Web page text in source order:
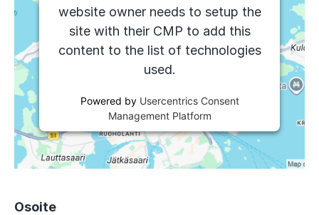
website owner needs to setup the
site with their CMP to add this
content to the list of technologies
used.
Powered by Usercentrics Consent
Management Platform
Osoite